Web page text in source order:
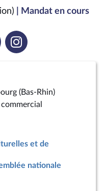
| Mandat en cours
Voir
la
(Bas-Rhin)
et de
nationale